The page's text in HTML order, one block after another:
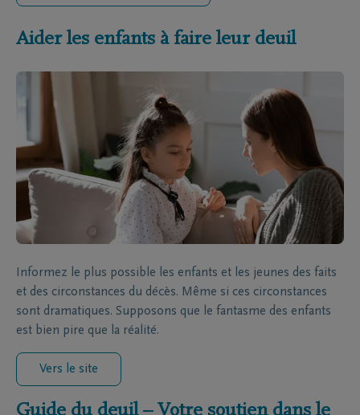
Aider les enfants à faire leur deuil
Informez le plus possible les enfants et les jeunes des faits
et des circonstances du décès. Même si ces circonstances
sont dramatiques. Supposons que le fantasme des enfants
est bien pire que la réalité.
Vers le site
Guide du deuil – Votre soutien dans le